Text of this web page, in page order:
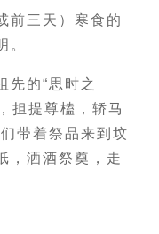
前三天）寒食的
。
先的“思时之
担提尊榼，轿马
带着祭品来到坟
，洒酒祭奠，走